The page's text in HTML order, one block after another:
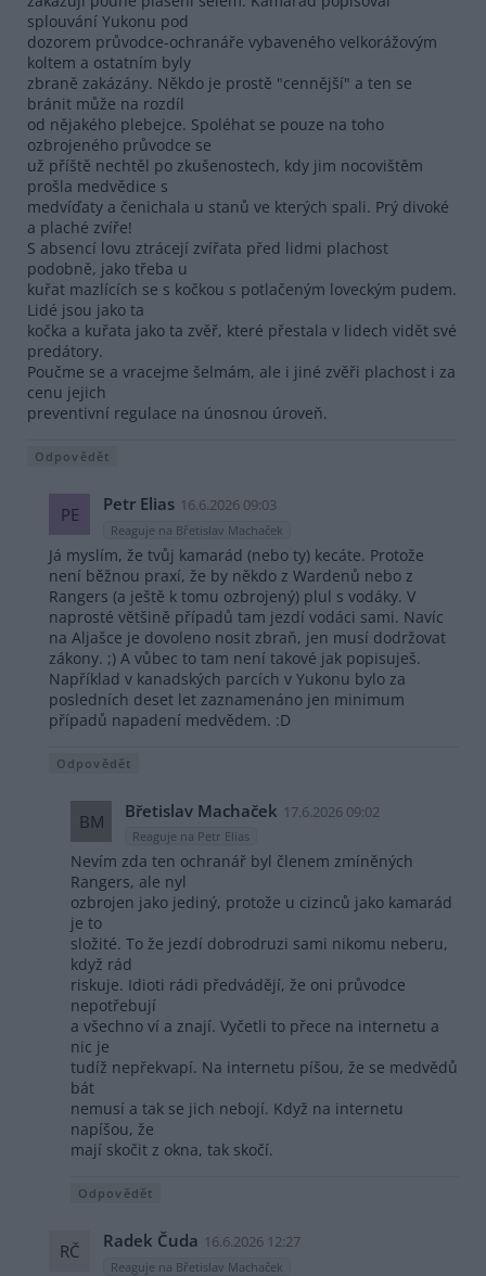
splouvání Yukonu pod
dozorem průvodce-ochranáře vybaveného velkorážovým
koltem a ostatním byly
zbraně zakázány. Někdo je prostě "cennější" a ten se
bránit může na rozdíl
od nějakého plebejce. Spoléhat se pouze na toho
ozbrojeného průvodce se
už příště nechtěl po zkušenostech, kdy jim nocovištěm
prošla medvědice s
medvíďaty a čenichala u stanů ve kterých spali. Prý divoké
a plaché zvíře!
S absencí lovu ztrácejí zvířata před lidmi plachost
podobně, jako třeba u
kuřat mazlících se s kočkou s potlačeným loveckým pudem.
Lidé jsou jako ta
kočka a kuřata jako ta zvěř, které přestala v lidech vidět své
predátory.
Poučme se a vracejme šelmám, ale i jiné zvěři plachost i za
cenu jejich
preventivní regulace na únosnou úroveň.
Odpovědět
PE Petr Elias 16.6.2026 09:03
Reaguje na Břetislav Machaček
Já myslím, že tvůj kamarád (nebo ty) kecáte. Protože
není běžnou praxí, že by někdo z Wardenů nebo z
Rangers (a ještě k tomu ozbrojený) plul s vodáky. V
naprosté většině případů tam jezdí vodáci sami. Navíc
na Aljašce je dovoleno nosit zbraň, jen musí dodržovat
zákony. ;) A vůbec to tam není takové jak popisuješ.
Například v kanadských parcích v Yukonu bylo za
posledních deset let zaznamenáno jen minimum
případů napadení medvědem. :D
Odpovědět
BM Břetislav Machaček 17.6.2026 09:02
Reaguje na Petr Elias
Nevím zda ten ochranář byl členem zmíněných
Rangers, ale nyl
ozbrojen jako jediný, protože u cizinců jako kamarád
je to
složité. To že jezdí dobrodruzi sami nikomu neberu,
když rád
riskuje. Idioti rádi předvádějí, že oni průvodce
nepotřebují
a všechno ví a znají. Vyčetli to přece na internetu a
nic je
tudíž nepřekvapí. Na internetu píšou, že se medvědů
bát
nemusí a tak se jich nebojí. Když na internetu
napíšou, že
mají skočit z okna, tak skočí.
Odpovědět
RČ Radek Čuda 16.6.2026 12:27
Reaguje na Břetislav Machaček